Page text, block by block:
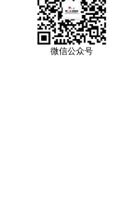
微信公众号